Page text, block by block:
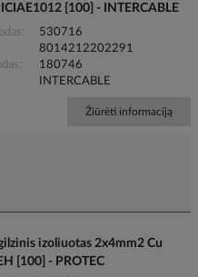
[100] - INTERCABLE
530716
8014212202291
180746
INTERCABLE
Žiūrėti informaciją
izoliuotas 2x4mm2 Cu
[100] - PROTEC